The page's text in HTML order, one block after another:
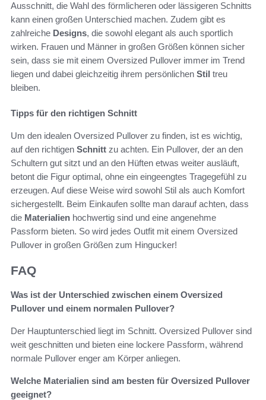
Ausschnitt, die Wahl des förmlicheren oder lässigeren Schnitts
kann einen großen Unterschied machen. Zudem gibt es
zahlreiche Designs, die sowohl elegant als auch sportlich
wirken. Frauen und Männer in großen Größen können sicher
sein, dass sie mit einem Oversized Pullover immer im Trend
liegen und dabei gleichzeitig ihrem persönlichen Stil treu
bleiben.
Tipps für den richtigen Schnitt
Um den idealen Oversized Pullover zu finden, ist es wichtig,
auf den richtigen Schnitt zu achten. Ein Pullover, der an den
Schultern gut sitzt und an den Hüften etwas weiter ausläuft,
betont die Figur optimal, ohne ein eingeengtes Tragegefühl zu
erzeugen. Auf diese Weise wird sowohl Stil als auch Komfort
sichergestellt. Beim Einkaufen sollte man darauf achten, dass
die Materialien hochwertig sind und eine angenehme
Passform bieten. So wird jedes Outfit mit einem Oversized
Pullover in großen Größen zum Hingucker!
FAQ
Was ist der Unterschied zwischen einem Oversized
Pullover und einem normalen Pullover?
Der Hauptunterschied liegt im Schnitt. Oversized Pullover sind
weit geschnitten und bieten eine lockere Passform, während
normale Pullover enger am Körper anliegen.
Welche Materialien sind am besten für Oversized Pullover
geeignet?